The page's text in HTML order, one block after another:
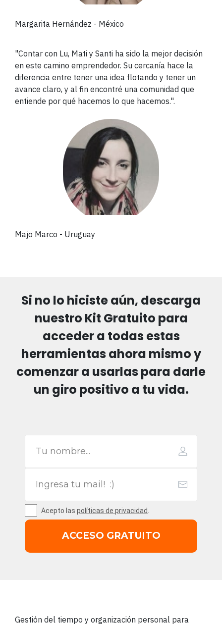
Margarita Hernández - México
"Contar con Lu, Mati y Santi ha sido la mejor decisión
en este camino emprendedor. Su cercanía hace la
diferencia entre tener una idea flotando y tener un
avance claro, y al fin encontré una comunidad que
entiende por qué hacemos lo que hacemos.".
Majo Marco - Uruguay
Si no lo hiciste aún, descarga
nuestro Kit Gratuito para
acceder a todas estas
herramientas ahora mismo y
comenzar a usarlas para darle
un giro positivo a tu vida.
Acepto las políticas de privacidad.
ACCESO GRATUITO
Gestión del tiempo y organización personal para